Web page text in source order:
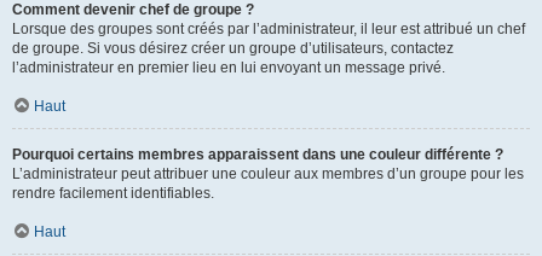
Comment devenir chef de groupe ?
Lorsque des groupes sont créés par l’administrateur, il leur est attribué un chef
de groupe. Si vous désirez créer un groupe d’utilisateurs, contactez
l’administrateur en premier lieu en lui envoyant un message privé.
Haut
Pourquoi certains membres apparaissent dans une couleur différente ?
L’administrateur peut attribuer une couleur aux membres d’un groupe pour les
rendre facilement identifiables.
Haut